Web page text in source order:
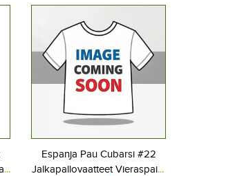
Espanja Pau Cubarsi #22
Jalkapallovaatteet Vieraspaita